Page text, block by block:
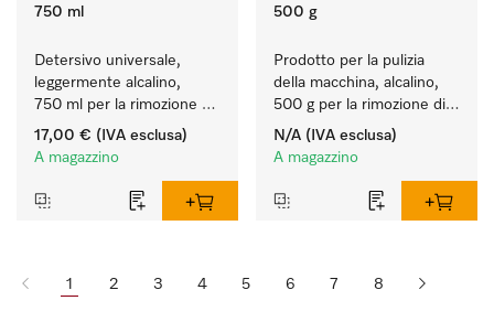
750 ml
Detersivo universale,
leggermente alcalino,
750 ml per la rimozione
delicata di residui di
grasso e sporco.
17,00 € (IVA esclusa)
A magazzino
500 g
Prodotto per la pulizia
della macchina, alcalino,
500 g per la rimozione di
depositi di amido ostinati.
N/A (IVA esclusa)
A magazzino
1 2 3 4 5 6 7 8